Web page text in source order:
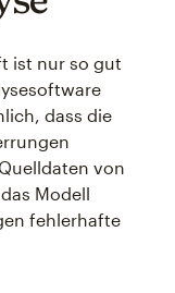
ist nur so gut
dass die
von
Modell
fehlerhafte